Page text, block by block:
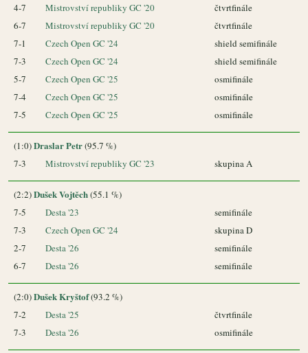
4-7
Mistrovství republiky GC '20
čtvrtfinále
6-7
Mistrovství republiky GC '20
čtvrtfinále
7-1
Czech Open GC '24
shield semifinále
7-3
Czech Open GC '24
shield semifinále
5-7
Czech Open GC '25
osmifinále
7-4
Czech Open GC '25
osmifinále
7-5
Czech Open GC '25 osmifinále
(1:0)Draslar Petr(95.7 %)
7-3
Mistrovství republiky GC '23 skupina A
(2:2)Dušek Vojtěch(55.1 %)
7-5
Desta '23
semifinále
7-3
Czech Open GC '24
skupina D
2-7
Desta '26
semifinále
6-7
Desta '26 semifinále
(2:0)Dušek Kryštof(93.2 %)
7-2
Desta '25
čtvrtfinále
7-3
Desta '26 osmifinále